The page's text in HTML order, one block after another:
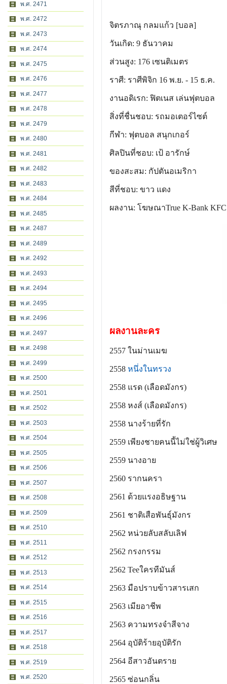
พ.ศ. 2471
พ.ศ. 2472
พ.ศ. 2473
พ.ศ. 2474
พ.ศ. 2475
พ.ศ. 2476
พ.ศ. 2477
พ.ศ. 2478
พ.ศ. 2479
พ.ศ. 2480
พ.ศ. 2481
พ.ศ. 2482
พ.ศ. 2483
พ.ศ. 2484
พ.ศ. 2485
พ.ศ. 2487
พ.ศ. 2489
พ.ศ. 2492
พ.ศ. 2493
พ.ศ. 2494
พ.ศ. 2495
พ.ศ. 2496
พ.ศ. 2497
พ.ศ. 2498
พ.ศ. 2499
พ.ศ. 2500
พ.ศ. 2501
พ.ศ. 2502
พ.ศ. 2503
พ.ศ. 2504
พ.ศ. 2505
พ.ศ. 2506
พ.ศ. 2507
พ.ศ. 2508
พ.ศ. 2509
พ.ศ. 2510
พ.ศ. 2511
พ.ศ. 2512
พ.ศ. 2513
พ.ศ. 2514
พ.ศ. 2515
พ.ศ. 2516
พ.ศ. 2517
พ.ศ. 2518
พ.ศ. 2519
พ.ศ. 2520
จิตรภาณุ กลมแก้ว [บอล]
วันเกิด: 9 ธันวาคม
ส่วนสูง: 176 เซนติเมตร
ราศี: ราศีพิจิก 16 พ.ย. - 15 ธ.ค.
งานอดิเรก: ฟิตเนส เล่นฟุตบอล
สิ่งที่ชื่นชอบ: รถมอเตอร์ไซต์
กีฬา: ฟุตบอล สนุกเกอร์
ศิลปินที่ชอบ: เป้ อารักษ์
ของสะสม: กัปตันอเมริกา
สีที่ชอบ: ขาว แดง
ผลงาน: โฆษณาTrue K-Bank
ผลงานละคร
2557 ในม่านเมฆ
2558 หนึ่งในทรวง
2558 แรด (เลือดมังกร)
2558 หงส์ (เลือดมังกร)
2558 นางร้ายที่รัก
2559 เพียงชายคนนี้ไม่ใช่ผู้วิเศษ
2559 นางอาย
2560 รากนครา
2561 ด้วยแรงอธิษฐาน
2561 ชาติเสือพันธุ์มังกร
2562 หน่วยลับสลับเลิฟ
2562 กรงกรรม
2562 Teeใครทีมันส์
2563 มือปราบข้าวสารเสก
2563 เมียอาชีพ
2563 ความทรงจำสีจาง
2564 อุบัติร้ายอุบัติรัก
2564 อีสาวอันตราย
2565 ซ่อนกลิ่น